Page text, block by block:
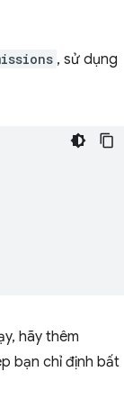
, sử dụng
hãy thêm
bạn chỉ định bất